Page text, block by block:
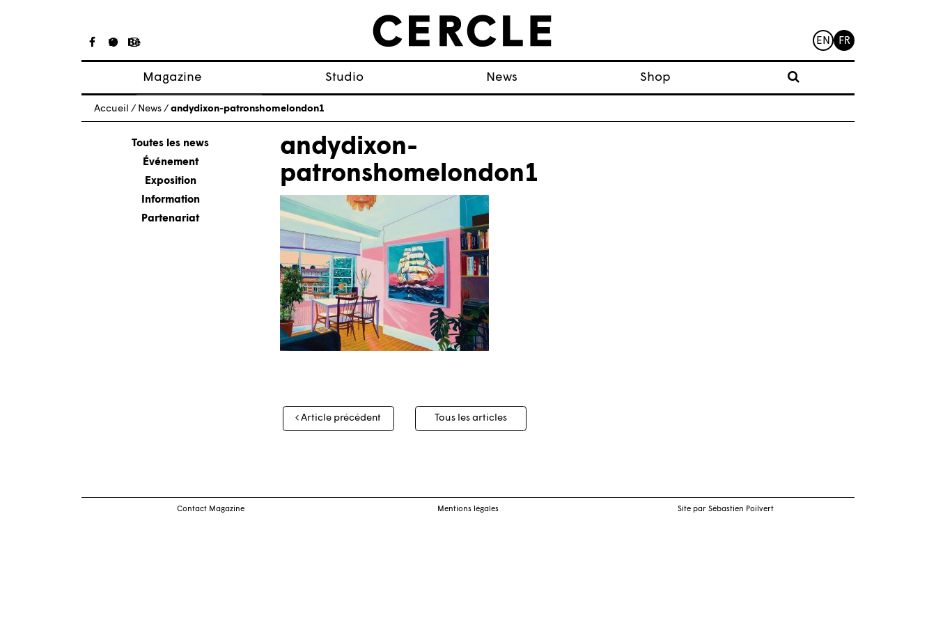
EN FR
Magazine
Articles
À propos
Numéros
Studio News Shop
Accueil / News / andydixon-patronshomelondon1
Toutes les news
Événement
Exposition
Information
Partenariat
andydixon-
patronshomelondon1
Navigation
des
Article précédent Tous les articles
Contact Magazine Mentions légales Site par Sébastien Poilvert